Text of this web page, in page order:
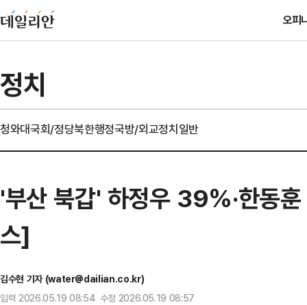
오피
정치
청와대국회/정당북한행정국방/외교정치일반
'부산 북갑' 하정우 39%·한동
스]
김수현 기자 (water@dailian.co.kr)
입력 2026.05.19 08:54 수정 2026.05.19 08:57